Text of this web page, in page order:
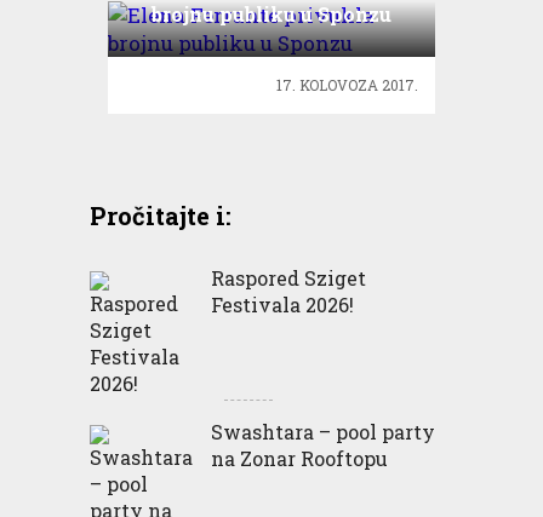
brojnu publiku u Sponzu
17. KOLOVOZA 2017.
Pročitajte i:
Raspored Sziget
Festivala 2026!
Swashtara – pool party
na Zonar Rooftopu